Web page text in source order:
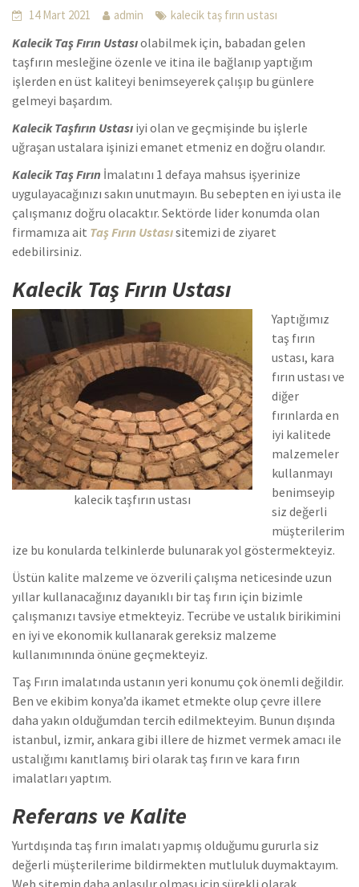
14 Mart 2021 admin kalecik taş fırın ustası
Kalecik Taş Fırın Ustasıolabilmek için, babadan gelen
taşfırın mesleğine özenle ve itina ile bağlanıp yaptığım
işlerden en üst kaliteyi benimseyerek çalışıp bu günlere
gelmeyi başardım.
Kalecik Taşfırın Ustası iyi olan ve geçmişinde bu işlerle
uğraşan ustalara işinizi emanet etmeniz en doğru olandır.
Kalecik Taş Fırın İmalatını 1 defaya mahsus işyerinize
uygulayacağınızı sakın unutmayın. Bu sebepten en iyi usta ile
çalışmanız doğru olacaktır. Sektörde lider konumda olan
firmamıza ait Taş Fırın Ustasısitemizi de ziyaret
edebilirsiniz.
Kalecik Taş Fırın Ustası
kalecik taşfırın ustası
Yaptığımız
taş fırın
ustası, kara
fırın ustası ve
diğer
fırınlarda en
iyi kalitede
malzemeler
kullanmayı
benimseyip
siz değerli
müşterilerim
ize bu konularda telkinlerde bulunarak yol göstermekteyiz.
Üstün kalite malzeme ve özverili çalışma neticesinde uzun
yıllar kullanacağınız dayanıklı bir taş fırın için bizimle
çalışmanızı tavsiye etmekteyiz. Tecrübe ve ustalık birikimini
en iyi ve ekonomik kullanarak gereksiz malzeme
kullanımınında önüne geçmekteyiz.
Taş Fırın imalatında ustanın yeri konumu çok önemli değildir.
Ben ve ekibim konya’da ikamet etmekte olup çevre illere
daha yakın olduğumdan tercih edilmekteyim. Bunun dışında
istanbul, izmir, ankara gibi illere de hizmet vermek amacı ile
ustalığımı kanıtlamış biri olarak taş fırın ve kara fırın
imalatları yaptım.
Referans ve Kalite
Yurtdışında taş fırın imalatı yapmış olduğumu gururla siz
değerli müşterilerime bildirmekten mutluluk duymaktayım.
Web sitemin daha anlaşılır olması için sürekli olarak